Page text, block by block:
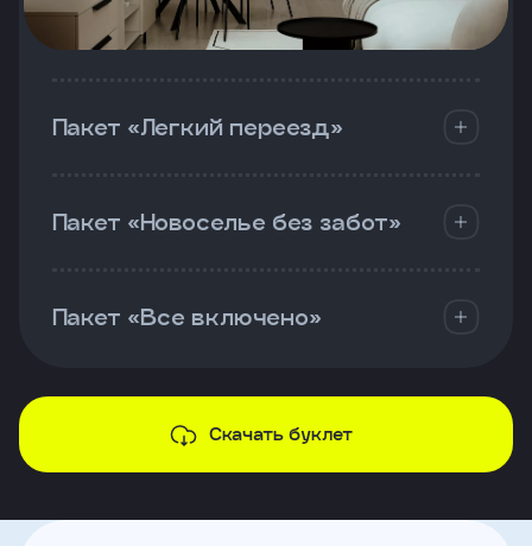
Пакет «Легкий переезд»
Пакет «Новоселье без забот»
Пакет «Все включено»
Скачать буклет